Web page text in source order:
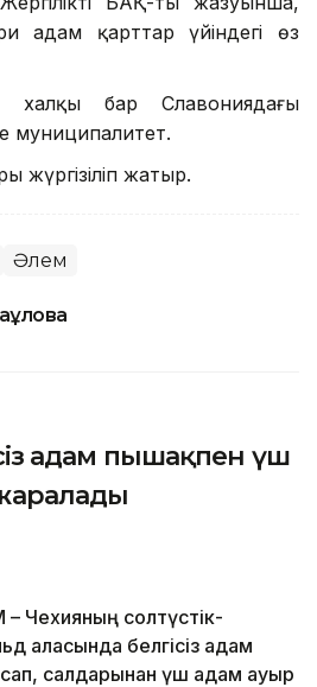
адам қарттар үйіндегі өз
бар Славониядағы
муниципалитет.
жүргізіліп жатыр.
Әлем
адам пышақпен үш
Чехияның солтүстік-
қаласында белгісіз адам
салдарынан үш адам ауыр